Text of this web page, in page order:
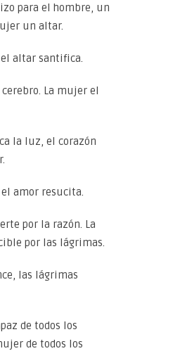
para el hombre, un
un altar.
altar santifica.
La mujer el
la luz, el corazón
amor resucita.
por la razón. La
por las lágrimas.
las lágrimas
de todos los
de todos los